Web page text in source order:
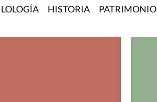
HISTORIA PATRIMONIO